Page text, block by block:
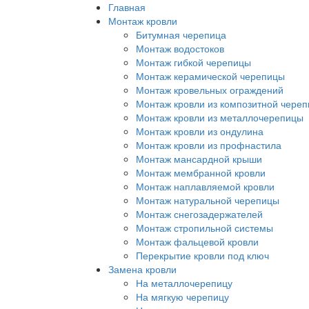
Главная
Монтаж кровли
Битумная черепица
Монтаж водостоков
Монтаж гибкой черепицы
Монтаж керамической черепицы
Монтаж кровельных ограждений
Монтаж кровли из композитной
Монтаж кровли из металлочерепицы
Монтаж кровли из ондулина
Монтаж кровли из профнастила
Монтаж мансардной крыши
Монтаж мембранной кровли
Монтаж наплавляемой кровли
Монтаж натуральной черепицы
Монтаж снегозадержателей
Монтаж стропильной системы
Монтаж фальцевой кровли
Перекрытие кровли под ключ
Замена кровли
На металлочерепицу
На мягкую черепицу